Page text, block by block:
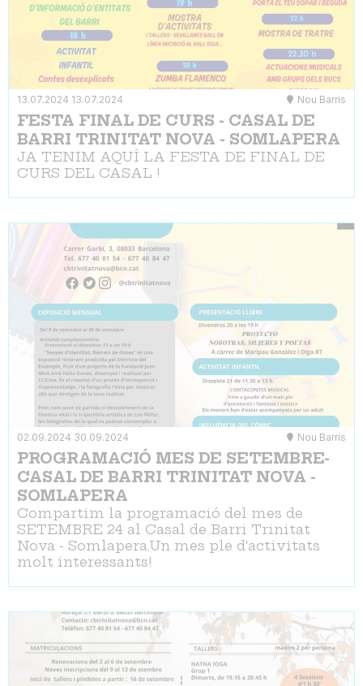
13.07.2024 13.07.2024 Nou Barris
FESTA FINAL DE CURS - CASAL DE
BARRI TRINITAT NOVA - SOMLAPERA
JA TENIM AQUÍ LA FESTA DE FINAL DE
CURS DEL CASAL !
02.09.2024 30.09.2024 Nou Barris
PROGRAMACIÓ MES DE SETEMBRE-
CASAL DE BARRI TRINITAT NOVA -
SOMLAPERA
Compartim la programació del mes de
SETEMBRE 24 al Casal de Barri Trinitat
Nova - Somlapera.Un mes ple d'activitats
molt interessants!